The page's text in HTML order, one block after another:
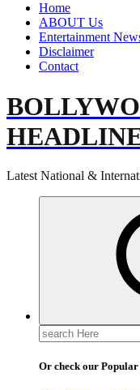
Home
ABOUT Us
Entertainment
Disclaimer
Contact
Latest National &
Search
for:
Or check our Popular